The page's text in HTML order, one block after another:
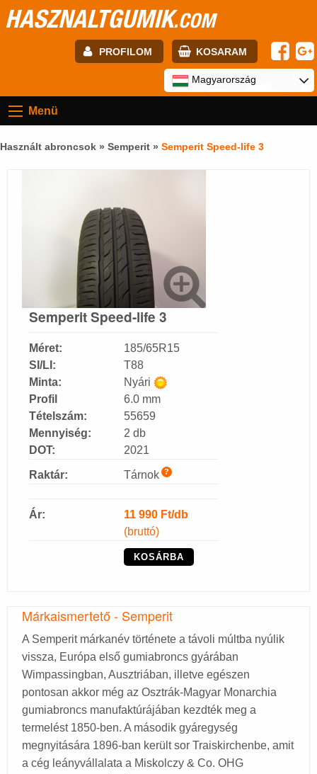
HASZNALTGUMIK.COM
PROFILOM KOSARAM
Jelszó:
Magyarország
Menü
Használt abroncsok » Semperit » Semperit Speed-life 3
Semperit Speed-life 3
Méret:
SI/LI:
Minta:
Profil
Tételszám:
Mennyiség:
DOT:
185/65R15
T88
Nyári
6.0 mm
55659
2 db
2021
Raktár: Tárnok ?
Ár: 11 990Ft/db
(bruttó)
KOSÁRBA
Márkaismertető - Semperit
A Semperit márkanév története a távoli múltba nyúlik
vissza, Európa első gumiabroncs gyárában
Wimpassingban, Ausztriában, illetve egészen
pontosan akkor még az Osztrák-Magyar Monarchia
gumiabroncs manufaktúrájában kezdték meg a
termelést 1850-ben. A második gyáregység
megnyitására 1896-ban került sor Traiskirchenbe, amit
a cég leányvállalata a Miskolczy & Co. OHG